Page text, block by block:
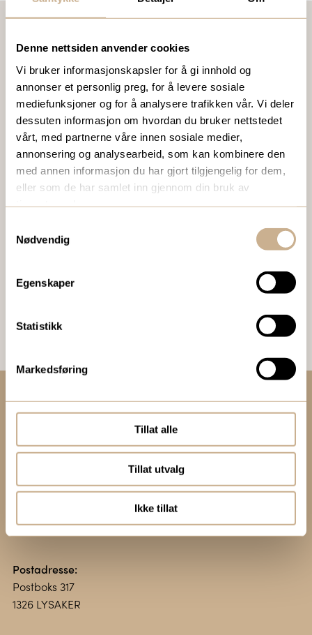
Denne nettsiden anvender cookies
Vi bruker informasjonskapsler for å gi innhold og
annonser et personlig preg, for å levere sosiale
mediefunksjoner og for å analysere trafikken vår. Vi deler
dessuten informasjon om hvordan du bruker nettstedet
vårt, med partnerne våre innen sosiale medier,
annonsering og analysearbeid, som kan kombinere den
med annen informasjon du har gjort tilgjengelig for dem,
eller som de har samlet inn gjennom din bruk av
Nødvendig
Egenskaper
Statistikk
Markedsføring
Tillat alle
Tillat utvalg
Ikke tillat
Ta kontakt med en av våre medarbeidere, eller send en e-
post tilortomedic@ortomedic.no
Ta kontakt
To ganger i året sender vi ut vårt gratis kundemagasin
med siste nytt innenfor ortopedi, traume, kirurgi, hospital
Kontakt oss:
ortomedic@ortomedic.no
Besøksadresse:
1366 LYSAKER
Postadresse:
Postboks 317
1326 LYSAKER